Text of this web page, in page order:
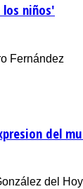
niños'
Fernández
del
del